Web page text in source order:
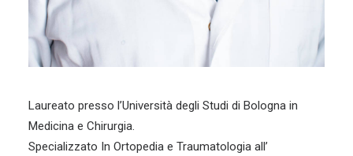
Laureato presso l’Università degli Studi di Bologna in
Medicina e Chirurgia.
Specializzato In Ortopedia e Traumatologia all’